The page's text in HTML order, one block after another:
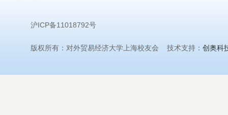
沪ICP备11018792号
版权所有：对外贸易经济大学上海校友会 技术支持： 创奥科